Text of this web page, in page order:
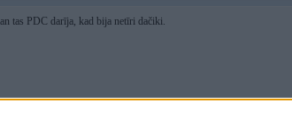
tas PDC darīja, kad bija netīri dačiki.